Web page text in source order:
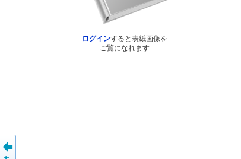
ログインすると表紙画像を
ご覧になれます